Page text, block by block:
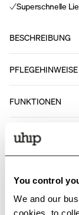
You control
We and our
Superschnelle
BESCHREIBUNG
PFLEGEHINWEISE
FUNKTIONEN
Art Nr..11226999
Passende
Sale